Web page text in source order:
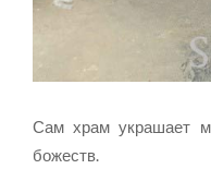
Сам храм украшает
божеств.